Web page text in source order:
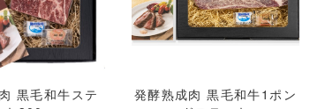
黒毛和牛ステ
発酵熟成肉 黒毛和牛1ポン